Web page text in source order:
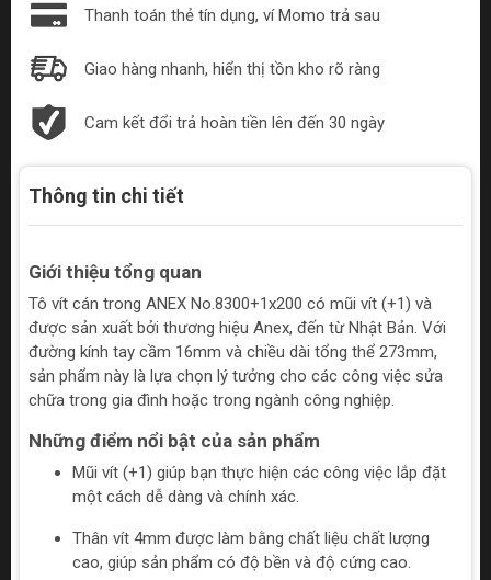
Thanh toán thẻ tín dụng, ví Momo trả sau
Giao hàng nhanh, hiển thị tồn kho rõ ràng
Cam kết đổi trả hoàn tiền lên đến 30 ngày
Thông tin chi tiết
Giới thiệu tổng quan
Tô vít cán trong ANEX No.8300+1x200 có mũi vít (+1) và
được sản xuất bởi thương hiệu Anex, đến từ Nhật Bản. Với
đường kính tay cầm 16mm và chiều dài tổng thể 273mm,
sản phẩm này là lựa chọn lý tưởng cho các công việc sửa
chữa trong gia đình hoặc trong ngành công nghiệp.
Những điểm nổi bật của sản phẩm
Mũi vít (+1) giúp bạn thực hiện các công việc lắp đặt
một cách dễ dàng và chính xác.
Thân vít 4mm được làm bằng chất liệu chất lượng
cao, giúp sản phẩm có độ bền và độ cứng cao.